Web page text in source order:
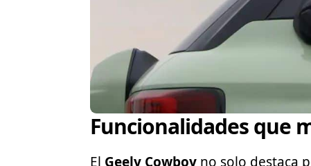
Funcionalidades que
El Geely Cowboy no solo destaca